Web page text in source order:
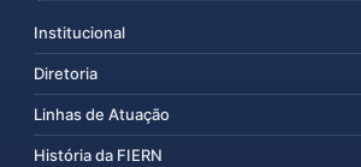
Institucional
Diretoria
Linhas de Atuação
História da FIERN